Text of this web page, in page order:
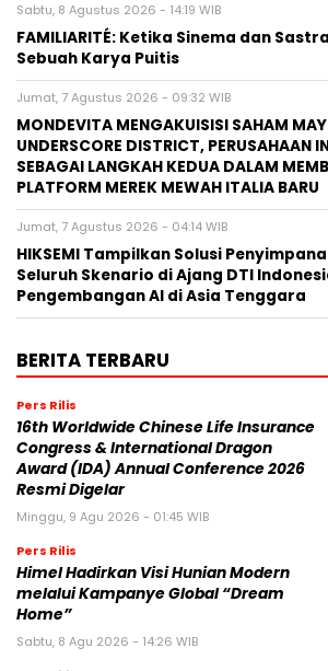
Sabtu, 8 Agustus 2026 - 14:19 WIB
FAMILIARITÉ: Ketika Sinema dan
Sebuah Karya Puitis
Jumat, 7 Agustus 2026 - 09:32 WIB
MONDEVITA MENGAKUISISI SAHAM
UNDERSCORE DISTRICT, PERUSAHAAN
SEBAGAI LANGKAH KEDUA DALAM
PLATFORM MEREK MEWAH ITALIA BARU
Jumat, 7 Agustus 2026 - 04:14 WIB
HIKSEMI Tampilkan Solusi
Seluruh Skenario di Ajang DTI
Pengembangan AI di Asia Tenggara
BERITA TERBARU
Pers Rilis
16th Worldwide Chinese Life Insurance
Congress & International Dragon
Award (IDA) Annual Conference 2026
Resmi Digelar
Minggu, 9 Agu 2026 - 01:45 WIB
Pers Rilis
Himel Hadirkan Visi Hunian Modern
melalui Kampanye Global “Dream
Home”
Sabtu, 8 Agu 2026 - 14:26 WIB